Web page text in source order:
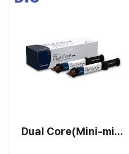
Dual Core(Mini-mix) Refill